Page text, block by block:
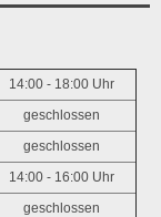
14:00 - 18:00 Uhr
geschlossen
geschlossen
14:00 - 16:00 Uhr
geschlossen